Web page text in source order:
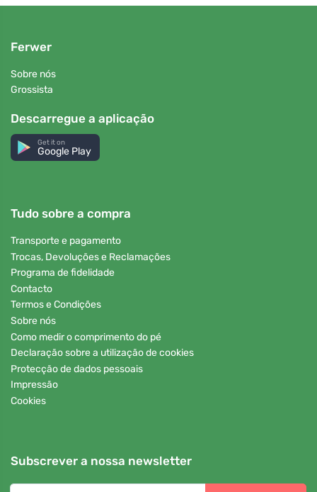
Ferwer
Sobre nós
Grossista
Descarregue a aplicação
Get it on
Google Play
Tudo sobre a compra
Transporte e pagamento
Trocas, Devoluções e Reclamações
Programa de fidelidade
Contacto
Termos e Condições
Sobre nós
Como medir o comprimento do pé
Declaração sobre a utilização de cookies
Protecção de dados pessoais
Impressão
Cookies
Subscrever a nossa newsletter